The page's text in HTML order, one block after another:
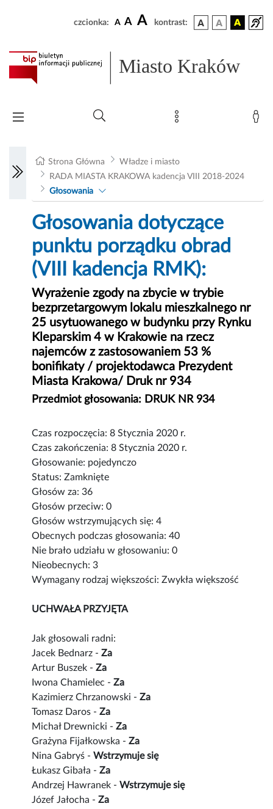
czcionka: A A A kontrast:
Miasto Kraków
Strona Główna
Władze i miasto
RADA MIASTA KRAKOWA kadencja VIII 2018-2024
Głosowania
Głosowania dotyczące
punktu porządku obrad
(VIII kadencja RMK):
Wyrażenie zgody na zbycie w trybie
bezprzetargowym lokalu mieszkalnego nr
25 usytuowanego w budynku przy Rynku
Kleparskim 4 w Krakowie na rzecz
najemców z zastosowaniem 53 %
bonifikaty / projektodawca Prezydent
Miasta Krakowa/ Druk nr 934
Przedmiot głosowania: DRUK NR 934
Czas rozpoczęcia: 8 Stycznia 2020 r.
Czas zakończenia: 8 Stycznia 2020 r.
Głosowanie: pojedynczo
Status: Zamknięte
Głosów za: 36
Głosów przeciw: 0
Głosów wstrzymujących się: 4
Obecnych podczas głosowania: 40
Nie brało udziału w głosowaniu: 0
Nieobecnych: 3
Wymagany rodzaj większości: Zwykła większość
UCHWAŁA PRZYJĘTA
Jak głosowali radni:
Jacek Bednarz -Za
Artur Buszek -Za
Iwona Chamielec -Za
Kazimierz Chrzanowski -Za
Tomasz Daros -Za
Michał Drewnicki -Za
Grażyna Fijałkowska -Za
Nina Gabryś -Wstrzymuje się
Łukasz Gibała -Za
Andrzej Hawranek -Wstrzymuje się
Józef Jałocha -Za